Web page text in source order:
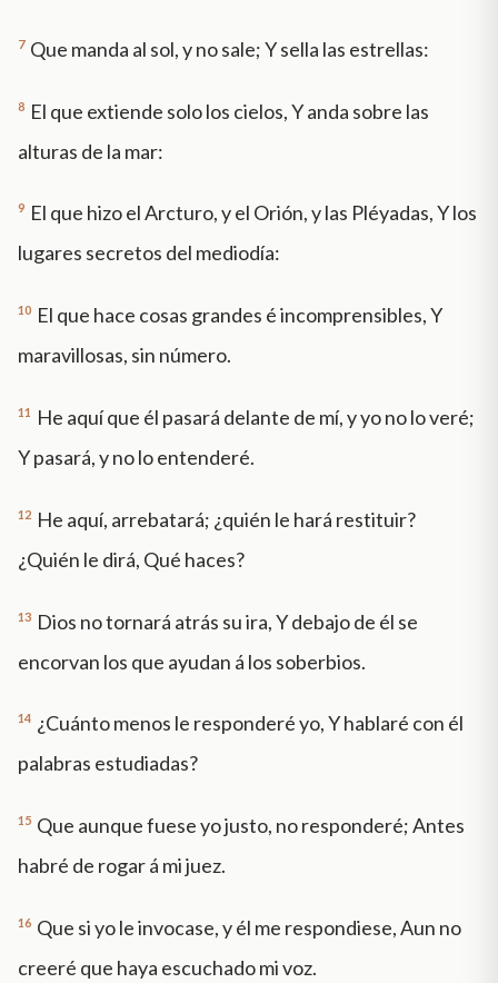
7 Que manda al sol, y no sale; Y sella las estrellas:
8 El que extiende solo los cielos, Y anda sobre las
alturas de la mar:
9 El que hizo el Arcturo, y el Orión, y las Pléyadas, Y los
lugares secretos del mediodía:
10 El que hace cosas grandes é incomprensibles, Y
maravillosas, sin número.
11
He aquí que él pasará delante de mí, y yo no lo veré;
Y pasará, y no lo entenderé.
12 He aquí, arrebatará; ¿quién le hará restituir?
¿Quién le dirá, Qué haces?
13 Dios no tornará atrás su ira, Y debajo de él se
encorvan los que ayudan á los soberbios.
14 ¿Cuánto menos le responderé yo, Y hablaré con él
palabras estudiadas?
15 Que aunque fuese yo justo, no responderé; Antes
habré de rogar á mi juez.
16 Que si yo le invocase, y él me respondiese, Aun no
creeré que haya escuchado mi voz.